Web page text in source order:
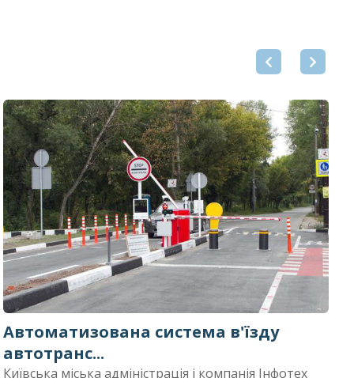
Автоматизована система в'їзду
автотранс...
Київська міська адміністрація і компанія Інфотех